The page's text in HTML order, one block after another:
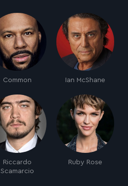
Common Ian McShane
Riccardo
Scamarcio
Ruby Rose